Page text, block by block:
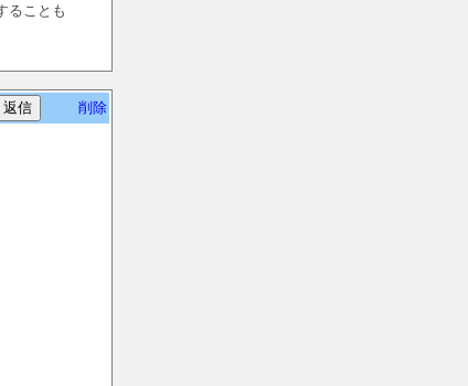
ることも
削除